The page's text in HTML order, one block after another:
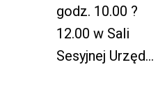
godz. 10.00 ?
12.00 w Sali
Sesyjnej Urzędu